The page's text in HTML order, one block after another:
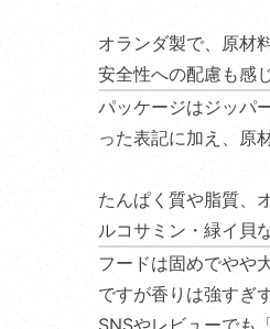
オランダ製で、原材
安全性への配慮も感
パッケージはジッパ
った表記に加え、原
たんぱく質や脂質、
ルコサミン・緑イ貝
フードは固めでやや
ですが香りは強すぎ
SNSやレビューでも